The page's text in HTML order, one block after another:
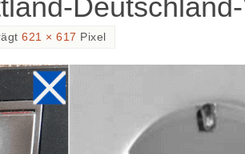
621 × 617 Pixel